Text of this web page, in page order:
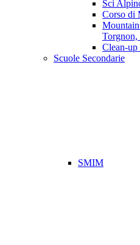
Sci
Corso di
Torgnon,
Clean-
Scuole Secondarie
SMIM